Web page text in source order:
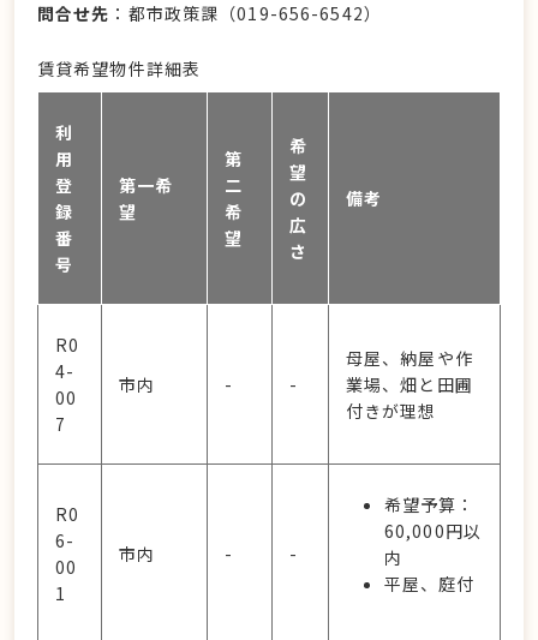
問合せ先 ：都市政策課（019-656-6542）
賃貸希望物件詳細表
利
用
登
録
番
号
第一希
望
第
二
希
望
希
望
の
広
さ
備考
R0
4-
00
7
市内 - -
母屋、納屋や作
業場、畑と田圃
付きが理想
R0
6-
00
1
市内 - -
希望予算：
60,000円以
内
平屋、庭付